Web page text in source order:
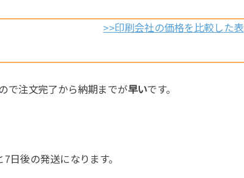
>>印刷会社の価格を比較した表
で注文完了から納期までが早いです。
日後の発送になります。